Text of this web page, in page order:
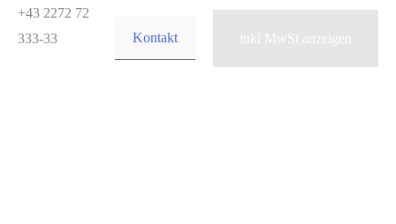
Zum
Inhalt
+43 2272 72
333-33
Kontakt